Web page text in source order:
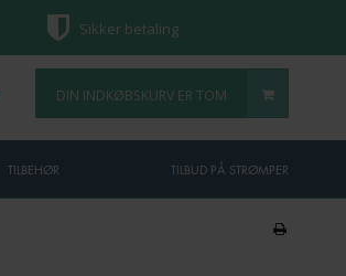
Sikker betaling
DIN INDKØBSKURV ER TOM
TILBEHØR TILBUD PÅ STRØMPER